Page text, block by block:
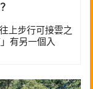
上步行可接雲之
有另一個入